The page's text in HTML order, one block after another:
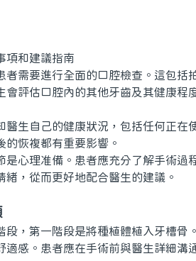
需要進行全面的口腔檢查。這包括
會評估口腔內的其他牙齒及其健康程
生自己的健康狀況，包括任何正在
恢複都有重要影響。
心理准備。患者應充分了解手術過
，從而更好地配合醫生的建議。
，第一階段是將種植體植入牙槽骨
適感。患者應在手術前與醫生詳細溝